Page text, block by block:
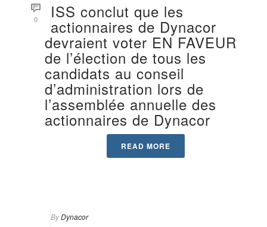
0 ISS conclut que les
actionnaires de Dynacor
devraient voter EN FAVEUR
de l’élection de tous les
candidats au conseil
d’administration lors de
l’assemblée annuelle des
actionnaires de Dynacor
READ MORE
ByDynacor